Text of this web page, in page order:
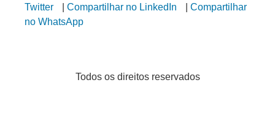
Twitter
Compartilhar no LinkedIn
Compartilhar
no WhatsApp
Todos os direitos reservados